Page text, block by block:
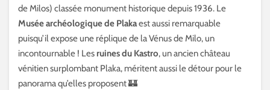
de Milos) classée monument historique depuis 1936. Le
Musée archéologique de Plakaest aussi remarquable
puisqu’il expose une réplique de la Vénus de Milo, un
incontournable ! Les ruines du Kastro, un ancien château
vénitien surplombant Plaka, méritent aussi le détour pour le
panorama qu’elles proposent 🏰